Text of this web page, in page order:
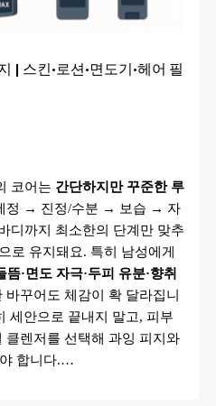
| 스킨·로션·면도기·헤어 필
코어는 간단하지만 꾸준한 루
정 → 진정/수분 → 보습 → 자
디까지 최소한의 단계만 맞추
로 유지돼요. 특히 남성에게
뜸·면도 자극·두피 유분·향취
바꾸어도 체감이 확 달라집니
세안으로 끝내지 말고, 피부
클렌저를 선택해 과잉 피지와
합니다.…